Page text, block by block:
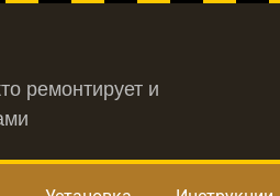
ремонтирует и